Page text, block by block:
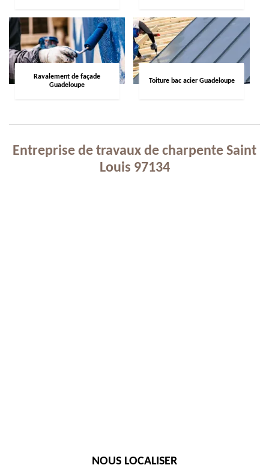
Ravalement de façade
Guadeloupe
Toiture bac acier Guadeloupe
Entreprise de travaux de charpente Saint
Louis 97134
NOUS LOCALISER